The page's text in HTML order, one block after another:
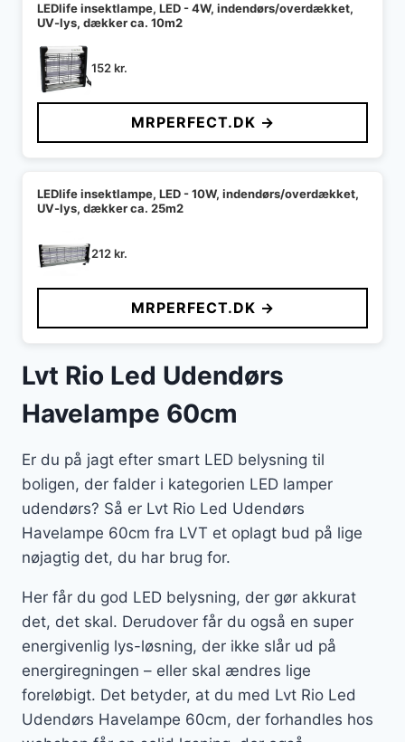
LEDlife insektlampe, LED - 4W, indendørs/overdækket,
UV-lys, dækker ca. 10m2
152kr.
MRPERFECT.DK →
LEDlife insektlampe, LED - 10W, indendørs/overdækket,
UV-lys, dækker ca. 25m2
212kr.
MRPERFECT.DK →
Lvt Rio Led Udendørs
Havelampe 60cm
Er du på jagt efter smart LED belysning til
boligen, der falder i kategorien LED lamper
udendørs? Så er Lvt Rio Led Udendørs
Havelampe 60cm fra LVT et oplagt bud på lige
nøjagtig det, du har brug for.
Her får du god LED belysning, der gør akkurat
det, det skal. Derudover får du også en super
energivenlig lys-løsning, der ikke slår ud på
energiregningen – eller skal ændres lige
foreløbigt. Det betyder, at du med Lvt Rio Led
Udendørs Havelampe 60cm, der forhandles hos